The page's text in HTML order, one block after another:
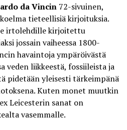
da Vincin 72-sivuinen,
tieteellisiä kirjoituksia.
irtolehdille kirjoitettu
jossain vaiheessa 1800-
havaintoja ympäröivästä
veden liikkeestä, fossiileista ja
pidetään yleisesti tärkeimpänä
Kuten monet muutkin
Leicesterin sanat on
vasemmalle.